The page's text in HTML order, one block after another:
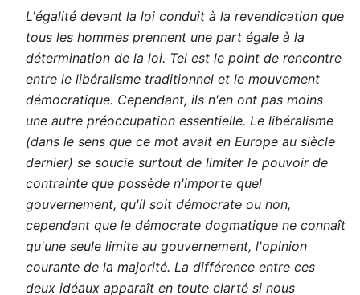
L'égalité devant la loi conduit à la revendication que
tous les hommes prennent une part égale à la
détermination de la loi. Tel est le point de rencontre
entre le libéralisme traditionnel et le mouvement
démocratique. Cependant, ils n'en ont pas moins
une autre préoccupation essentielle. Le libéralisme
(dans le sens que ce mot avait en Europe au siècle
dernier) se soucie surtout de limiter le pouvoir de
contrainte que possède n'importe quel
gouvernement, qu'il soit démocrate ou non,
cependant que le démocrate dogmatique ne connaît
qu'une seule limite au gouvernement, l'opinion
courante de la majorité. La différence entre ces
deux idéaux apparaît en toute clarté si nous